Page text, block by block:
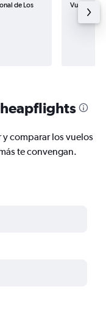
de Los
Vuelo de
comparar los vuelos
te convengan.